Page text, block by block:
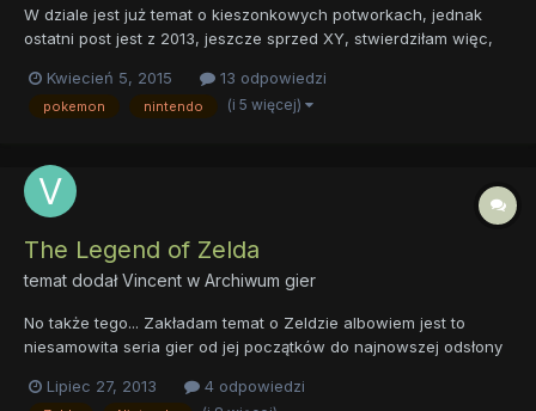
W dziale jest już temat o kieszonkowych potworkach, jednak
ostatni post jest z 2013, jeszcze sprzed XY, stwierdziłam więc,
są wśród forumowej społeczności jacyś fani pokemonów? Od
której gry zaczęliście? Macie ulubionego pokemona lub ty...
Kwiecień 5, 2015 13 odpowiedzi
pokemon nintendo (i 5 więcej)
The Legend of Zelda
temat dodałVincent w Archiwum gier
No także tego... Zakładam temat o Zeldzie albowiem jest to
niesamowita seria gier od jej początków do najnowszej odsłony
bo to jedyna gra która dobrowadziła mnie do męskich łez. wiec
Lipiec 27, 2013 4 odpowiedzi